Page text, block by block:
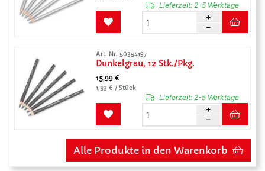
Lieferzeit:2-5 Werktage
Art. Nr. 50354197
Dunkelgrau, 12 Stk./Pkg.
15,99 €
1,33 € / Stück
Lieferzeit:2-5 Werktage
Alle Produkte in den Warenkorb